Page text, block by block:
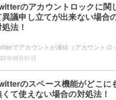
のアカウントロックに関
異議申し立てが出来ない場合
法！
年06月01日
のスペース機能がどこに
て使えない場合の対処法！